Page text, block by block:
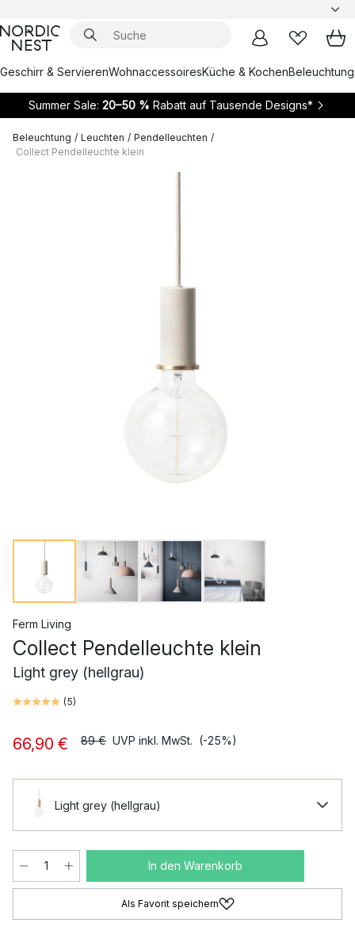
Geschirr & ServierenWohnaccessoiresKüche & KochenBeleuchtung
Summer Sale: 20–50 % Rabatt auf Tausende Designs*
Beleuchtung / Leuchten / Pendelleuchten /
Collect Pendelleuchte klein
Ferm Living
Collect Pendelleuchte klein
Light grey (hellgrau)
(5)
66,90 € 89 € UVP inkl. MwSt. (-25%)
Light grey (hellgrau)
In den Warenkorb
Als Favorit speichern